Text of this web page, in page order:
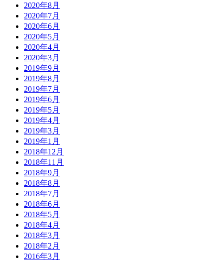
2020年8月
2020年7月
2020年6月
2020年5月
2020年4月
2020年3月
2019年9月
2019年8月
2019年7月
2019年6月
2019年5月
2019年4月
2019年3月
2019年1月
2018年12月
2018年11月
2018年9月
2018年8月
2018年7月
2018年6月
2018年5月
2018年4月
2018年3月
2018年2月
2016年3月